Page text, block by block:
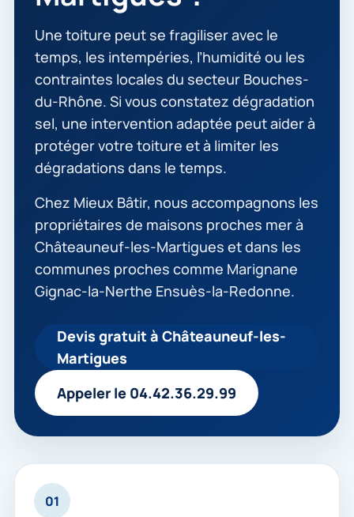
Une toiture peut se fragiliser avec le
temps, les intempéries, l’humidité ou les
contraintes locales du secteur Bouches-
du-Rhône. Si vous constatez dégradation
sel, une intervention adaptée peut aider à
protéger votre toiture et à limiter les
dégradations dans le temps.
Chez Mieux Bâtir, nous accompagnons les
propriétaires de maisons proches mer à
Châteauneuf-les-Martigues et dans les
communes proches comme Marignane
Gignac-la-Nerthe Ensuès-la-Redonne.
Devis gratuit à Châteauneuf-les-
Martigues
Appeler le 04.42.36.29.99
01